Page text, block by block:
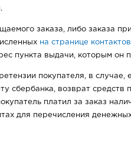
заказа, либо заказа
на странице контактов
пункта выдачи, которым он
покупателя, в случае,
сбербанка, возврат средств
платил за заказ
для перечисления